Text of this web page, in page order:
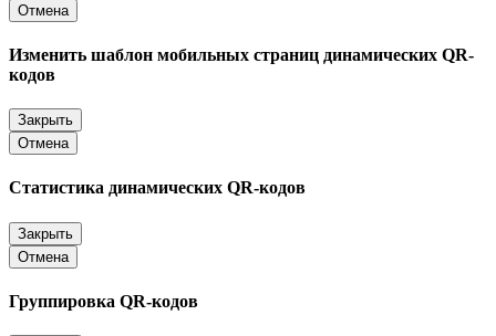
Отмена
Изменить шаблон мобильных страниц динамических QR-
кодов
Закрыть
Отмена
Статистика динамических QR-кодов
Закрыть
Отмена
Группировка QR-кодов